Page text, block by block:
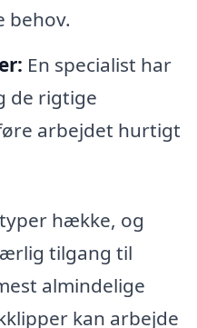
behov.
En specialist har
de rigtige
arbejdet hurtigt
hække, og
tilgang til
almindelige
kan arbejde